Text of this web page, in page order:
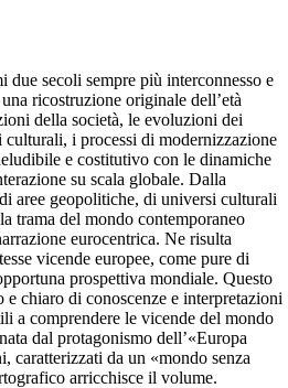
secoli sempre più interconnesso e
ricostruzione originale dell’età
della società, le evoluzioni dei
i processi di modernizzazione
e costitutivo con le dinamiche
su scala globale. Dalla
aree geopolitiche, di universi culturali
trama del mondo contemporaneo
eurocentrica. Ne risulta
vicende europee, come pure di
prospettiva mondiale. Questo
chiaro di conoscenze e interpretazioni
a comprendere le vicende del mondo
dal protagonismo dell’«Europa
caratterizzati da un «mondo senza
arricchisce il volume.